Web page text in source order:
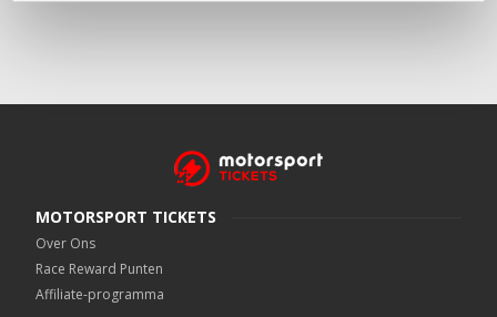
MOTORSPORT TICKETS
Over Ons
Race Reward Punten
Affiliate-programma